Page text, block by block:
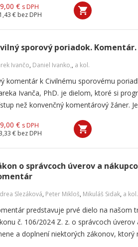
€ s DPH
€ bez DPH
sporový poriadok. Komentár.
Ivančo, Daniel Ivanko,, a kol.
komentár k Civilnému sporovému
Ivanča, PhD. je dielom, ktoré si
než konvenčný komentárový žáner.
€ s DPH
€ bez DPH
o správcoch úverov a
Slezáková, Peter Mikloš, Mikuláš Sidak, a kol.
predstavuje prvé dielo na našom
č. 106/2024 Z. z. o správcoch
a doplnení niektorých zákonov, ktorý